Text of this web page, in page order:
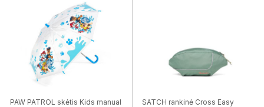
PAW PATROL skėtis Kids manual SATCH rankinė Cross Easy